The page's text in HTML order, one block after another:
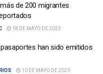
de 200 migrantes
18 DE MAYO DE 2023
han sido emitidos
10 DE MAYO DE 2023